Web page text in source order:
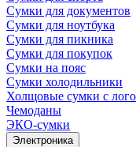
Сумки для документов
Сумки для ноутбука
Сумки для пикника
Сумки для покупок
Сумки на пояс
Сумки холодильники
Холщовые сумки с
Чемоданы
ЭКО-сумки
Электроника